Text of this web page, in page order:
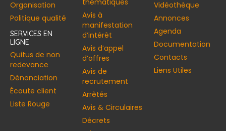
Organisation
Politique qualité
SERVICES EN
LIGNE
Quitus de non
redevance
Dénonciation
Écoute client
Liste Rouge
thématiques
Avis à
manifestation
d’intérêt
Avis d’appel
d’offres
Avis de
recrutement
Arrêtés
Avis & Circulaires
Décrets
Vidéothèque
Annonces​
Agenda
Documentation
Contacts
Liens Utiles